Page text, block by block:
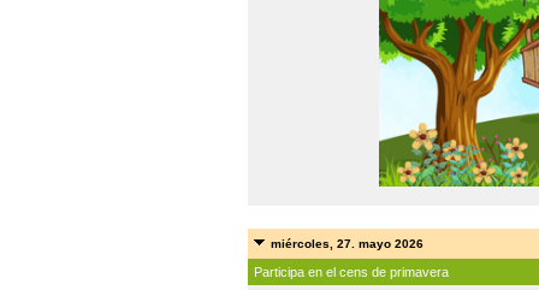
miércoles, 27. mayo 2026
Participa en el cens de primavera